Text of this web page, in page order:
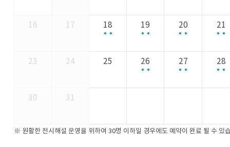
16 17
독도전시관 투어1 (10:00 ~ 11:00)
독도전시관 투어2 (13:00 ~ 14:00)
18
독도전시관 투어1 (10:00
독도전시관 투어2
19
독도전시관 투
독도전시관
20
독
21
23 24 25
독도전시관 투어1 (10:00
독도전시관 투어2
26
독도전시관 투
독도전시관
27
독
28
30 31
※ 원활한 전시해설 운영을 위하여 30명 이하일 경우에도 예약이 완료 될 수 있